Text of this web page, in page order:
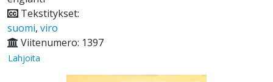
Tekstitykset:
suomi, viro
Viitenumero: 1397
Lahjoita